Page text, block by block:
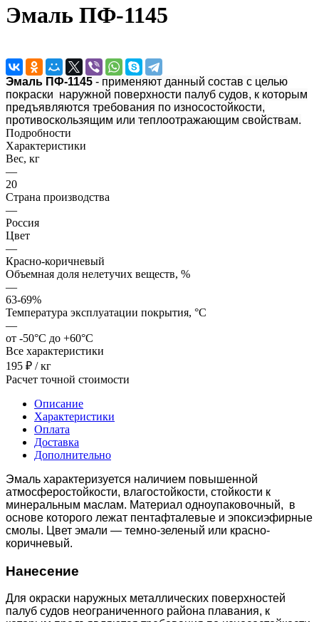
Эмаль ПФ-1145
Эмаль ПФ-1145 - применяют данный состав с целью
покраски наружной поверхности палуб судов, к которым
предъявляются требования по износостойкости,
противоскользящим или теплоотражающим свойствам.
Подробности
Характеристики
Вес, кг
—
20
Страна производства
—
Россия
Цвет
—
Красно-коричневый
Объемная доля нелетучих веществ, %
—
63-69%
Температура эксплуатации покрытия, °C
—
от -50°C до +60°C
Все характеристики
195 ₽ / кг
Расчет точной стоимости
Описание
Характеристики
Оплата
Доставка
Дополнительно
Эмаль характеризуется наличием повышенной
атмосферостойкости, влагостойкости, стойкости к
минеральным маслам. Материал одноупаковочный, в
основе которого лежат пентафталевые и эпоксиэфирные
смолы. Цвет эмали — темно-зеленый или красно-
коричневый.
Нанесение
Для окраски наружных металлических поверхностей
палуб судов неограниченного района плавания, к